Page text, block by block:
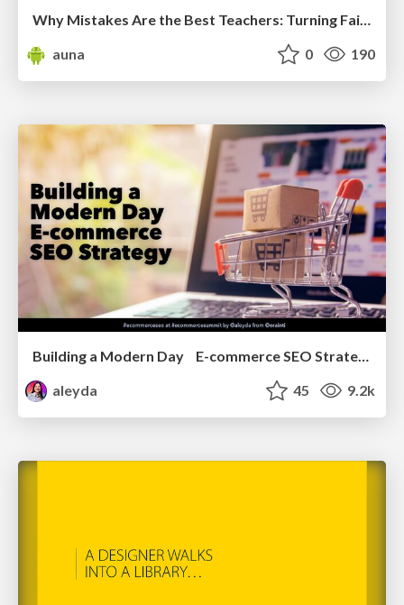
Why Mistakes Are the Best Teachers: Turning Failure into a Pathway for Growth
auna
0 190
aleyda
45 9.2k